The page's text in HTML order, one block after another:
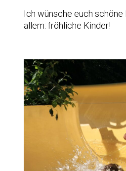
Ich wünsche euch schöne
allem: fröhliche Kinder!